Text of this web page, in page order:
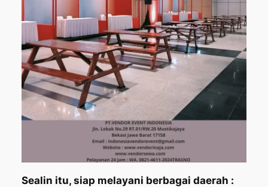
Sealin itu, siap melayani berbagai daerah :